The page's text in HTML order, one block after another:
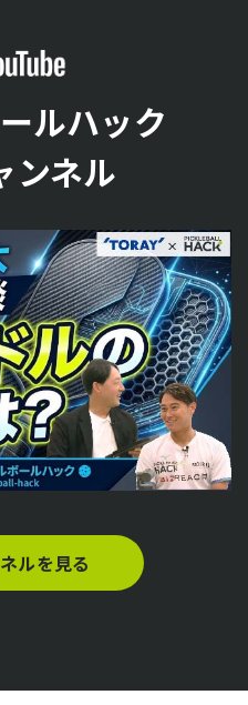
ルハック
ンネル
ルを見る